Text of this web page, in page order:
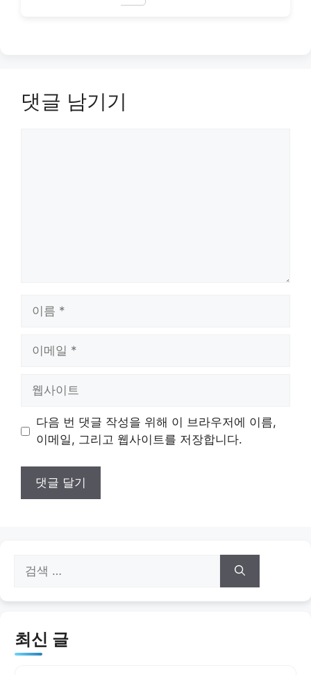
댓글 남기기
트
다음 번 댓글 작성을 위해 이 브라우저에 이름,
이메일, 그리고 웹사이트를 저장합니다.
색:
최신 글